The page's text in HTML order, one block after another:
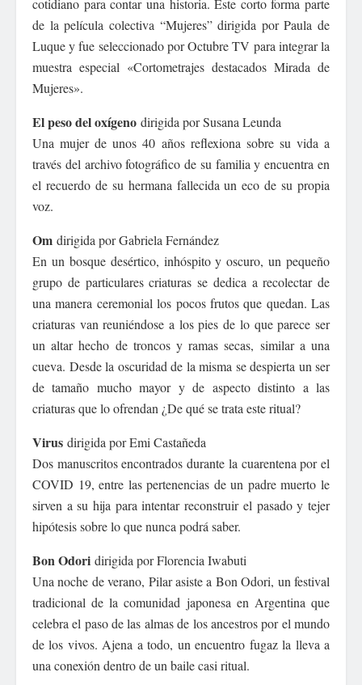
cotidiano para contar una historia. Este corto forma parte
de la película colectiva “Mujeres” dirigida por Paula de
Luque y fue seleccionado por Octubre TV para integrar la
muestra especial «Cortometrajes destacados Mirada de
Mujeres».
El peso del oxígeno dirigida por Susana Leunda
Una mujer de unos 40 años reflexiona sobre su vida a
través del archivo fotográfico de su familia y encuentra en
el recuerdo de su hermana fallecida un eco de su propia
voz.
Om dirigida por Gabriela Fernández
En un bosque desértico, inhóspito y oscuro, un pequeño
grupo de particulares criaturas se dedica a recolectar de
una manera ceremonial los pocos frutos que quedan. Las
criaturas van reuniéndose a los pies de lo que parece ser
un altar hecho de troncos y ramas secas, similar a una
cueva. Desde la oscuridad de la misma se despierta un ser
de tamaño mucho mayor y de aspecto distinto a las
criaturas que lo ofrendan ¿De qué se trata este ritual?
Virus dirigida por Emi Castañeda
Dos manuscritos encontrados durante la cuarentena por el
COVID 19, entre las pertenencias de un padre muerto le
sirven a su hija para intentar reconstruir el pasado y tejer
hipótesis sobre lo que nunca podrá saber.
Bon Odori dirigida por Florencia Iwabuti
Una noche de verano, Pilar asiste a Bon Odori, un festival
tradicional de la comunidad japonesa en Argentina que
celebra el paso de las almas de los ancestros por el mundo
de los vivos. Ajena a todo, un encuentro fugaz la lleva a
una conexión dentro de un baile casi ritual.